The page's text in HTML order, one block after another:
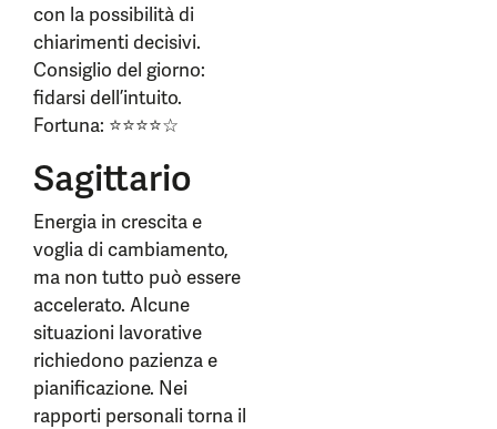
con la possibilità di
chiarimenti decisivi.
Consiglio del giorno:
fidarsi dell’intuito.
Fortuna: ⭐⭐⭐⭐☆
Sagittario
Energia in crescita e
voglia di cambiamento,
ma non tutto può essere
accelerato. Alcune
situazioni lavorative
richiedono pazienza e
pianificazione. Nei
rapporti personali torna il